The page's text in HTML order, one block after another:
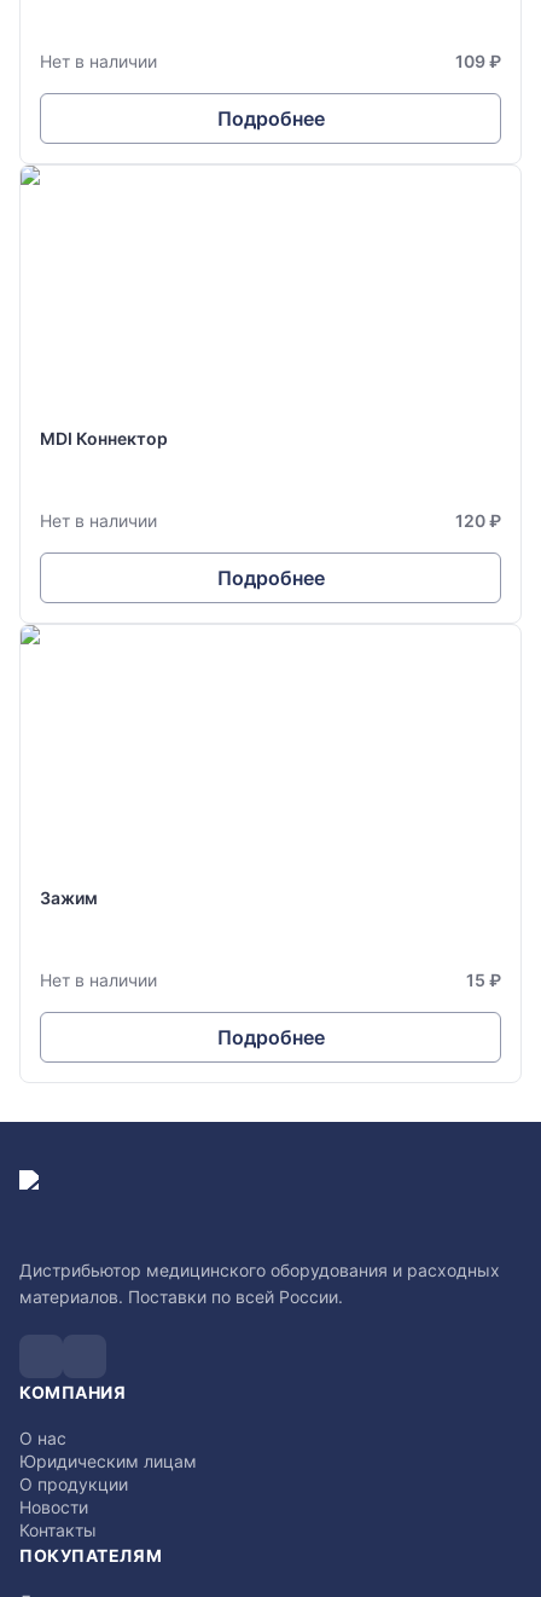
Нет в наличии 109 ₽
Подробнее
MDI Коннектор
Нет в наличии 120 ₽
Подробнее
Зажим
Нет в наличии 15 ₽
Подробнее
Дистрибьютор медицинского оборудования и расходных
материалов. Поставки по всей России.
КОМПАНИЯ
О нас
Юридическим лицам
О продукции
Новости
Контакты
ПОКУПАТЕЛЯМ